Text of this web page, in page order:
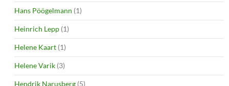
Hans Pöögelmann (1)
Heinrich Lepp (1)
Helene Kaart (1)
Helene Varik (3)
Hendrik Narusberg (5)